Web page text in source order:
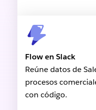
Flow en Slack
Reúne datos de
procesos
con código.